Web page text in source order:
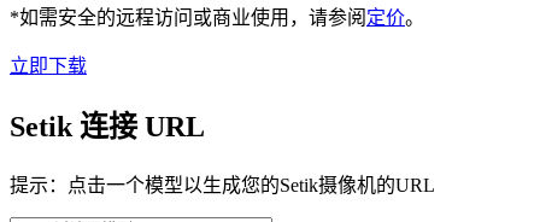
*如需安全的远程访问或商业使用，请参阅 定价。
立即下载
Setik 连接 URL
提示：点击一个模型以生成您的Setik摄像机的URL